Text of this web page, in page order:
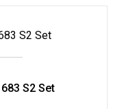
S2 Set